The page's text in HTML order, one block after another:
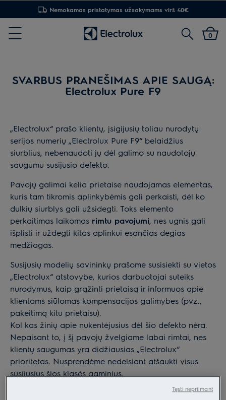
Nemokamas pristatymas užsakymams virš 40€
Menu
Paieška0
SVARBUS PRANEŠIMAS APIE SAUGĄ:
Electrolux Pure F9
„Electrolux“ prašo klientų, įsigijusių toliau nurodytų
serijos numerių „Electrolux Pure F9“ belaidžius
siurblius, nebenaudoti jų dėl galimo su naudotojų
saugumu susijusio defekto.
Pavojų galimai kelia prietaise naudojamas elementas,
kuris tam tikromis aplinkybėmis gali perkaisti, dėl ko
dulkių siurblys gali užsidegti. Toks elemento
perkaitimas laikomas rimtu pavojumi, nes ugnis gali
išplisti ir uždegti kitas aplinkui esančias degias
medžiagas.
Susijusių modelių savininkų prašome susisiekti su vietos
„Electrolux“ atstovybe, kurios darbuotojai suteiks
nurodymus, kaip grąžinti prietaisą ir informuos apie
klientams siūlomas kompensacijos galimybes (pvz.,
pakeitimą kitu prietaisu).
Kol kas žinių apie nukentėjusius dėl šio defekto nėra.
Nepaisant to, į šį pavojų žvelgiame labai rimtai, nes
klientų saugumas yra didžiausias „Electrolux“
prioritetas. Nusprendėme nedelsiant atšaukti visus
susijusius šios klasės gaminius.
Toliau nurodome, kokie gaminiai atšaukiami:Tęsti nepriimant